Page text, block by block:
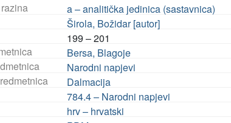
a – analitička jedinica (sastavnica)
Širola, Božidar [autor]
199 – 201
Bersa, Blagoje
Narodni napjevi
Dalmacija
784.4 – Narodni napjevi
hrv – hrvatski